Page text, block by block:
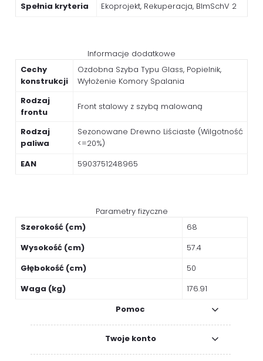
Spełnia kryteria
Ekoprojekt, Rekuperacja, BImSchV 2
Informacje dodatkowe
Cechy
konstrukcji
Ozdobna Szyba Typu Glass, Popielnik,
Wyłożenie Komory Spalania
Rodzaj
frontu
Front stalowy z szybą malowaną
Rodzaj
paliwa
Sezonowane Drewno Liściaste (Wilgotność
<=20%)
EAN
5903751248965
Parametry fizyczne
Szerokość (cm)
68
Wysokość (cm)
57.4
Głębokość (cm)
50
Waga (kg)
176.91
Pomoc
Twoje konto